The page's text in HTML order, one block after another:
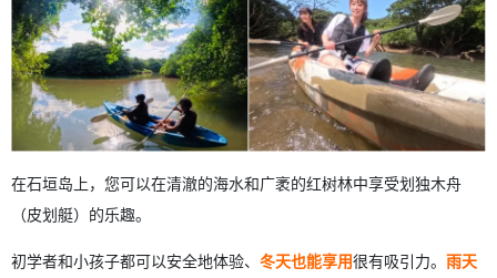
在石垣岛上，您可以在清澈的海水和广袤的红树林中享受划独木舟
（皮划艇）的乐趣。
初学者和小孩子都可以安全地体验、 冬天也能享用很有吸引力。 雨天